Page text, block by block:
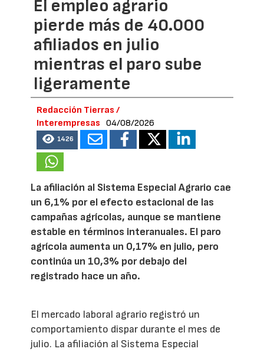
El empleo agrario
pierde más de 40.000
afiliados en julio
mientras el paro sube
ligeramente
Redacción Tierras /
Interempresas
04/08/2026
1426
La afiliación al Sistema Especial Agrario cae
un 6,1% por el efecto estacional de las
campañas agrícolas, aunque se mantiene
estable en términos interanuales. El paro
agrícola aumenta un 0,17% en julio, pero
continúa un 10,3% por debajo del
registrado hace un año.
El mercado laboral agrario registró un
comportamiento dispar durante el mes de
julio. La afiliación al Sistema Especial